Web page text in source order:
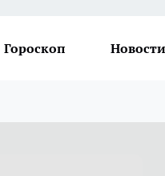
Гороскоп Новости